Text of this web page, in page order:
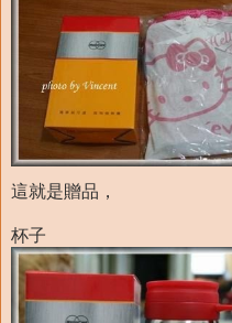
這就是贈品，
杯子